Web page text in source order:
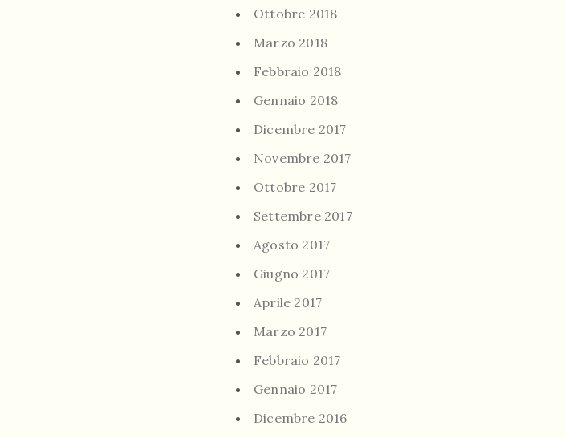
Ottobre 2018
Marzo 2018
Febbraio 2018
Gennaio 2018
Dicembre 2017
Novembre 2017
Ottobre 2017
Settembre 2017
Agosto 2017
Giugno 2017
Aprile 2017
Marzo 2017
Febbraio 2017
Gennaio 2017
Dicembre 2016